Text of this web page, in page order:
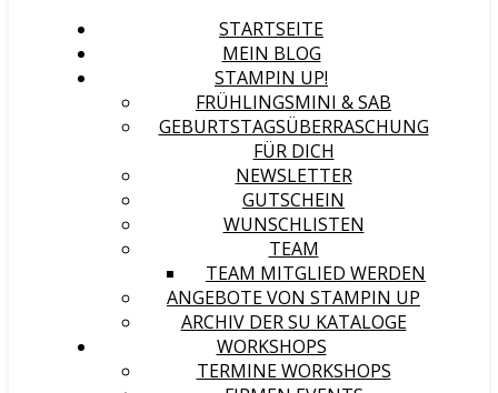
STARTSEITE
MEIN BLOG
STAMPIN UP!
FRÜHLINGSMINI & SAB
GEBURTSTAGSÜBERRASCHUNG
FÜR DICH
NEWSLETTER
GUTSCHEIN
WUNSCHLISTEN
TEAM
TEAM MITGLIED WERDEN
ANGEBOTE VON STAMPIN UP
ARCHIV DER SU KATALOGE
WORKSHOPS
TERMINE WORKSHOPS